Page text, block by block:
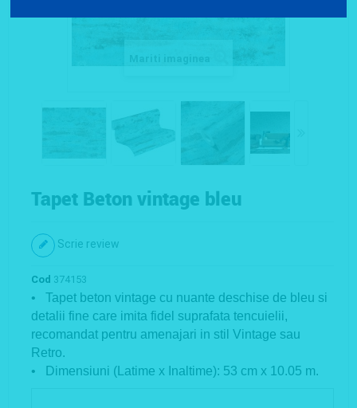
Tapet Beton vintage bleu
Scrie review
Cod 374153
• Tapet beton vintage cu nuante deschise de bleu si
detalii fine care imita fidel suprafata tencuielii,
recomandat pentru amenajari in stil Vintage sau
Retro.
• Dimensiuni (Latime x Inaltime): 53 cm x 10.05 m.